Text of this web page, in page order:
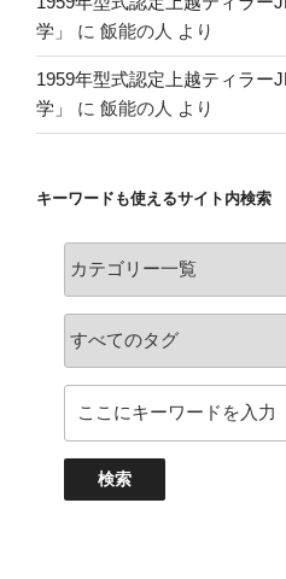
学」
に 飯能の人 より
1959年型式認定上越ティラー
学」
に 飯能の人 より
キーワードも使えるサイト内検索